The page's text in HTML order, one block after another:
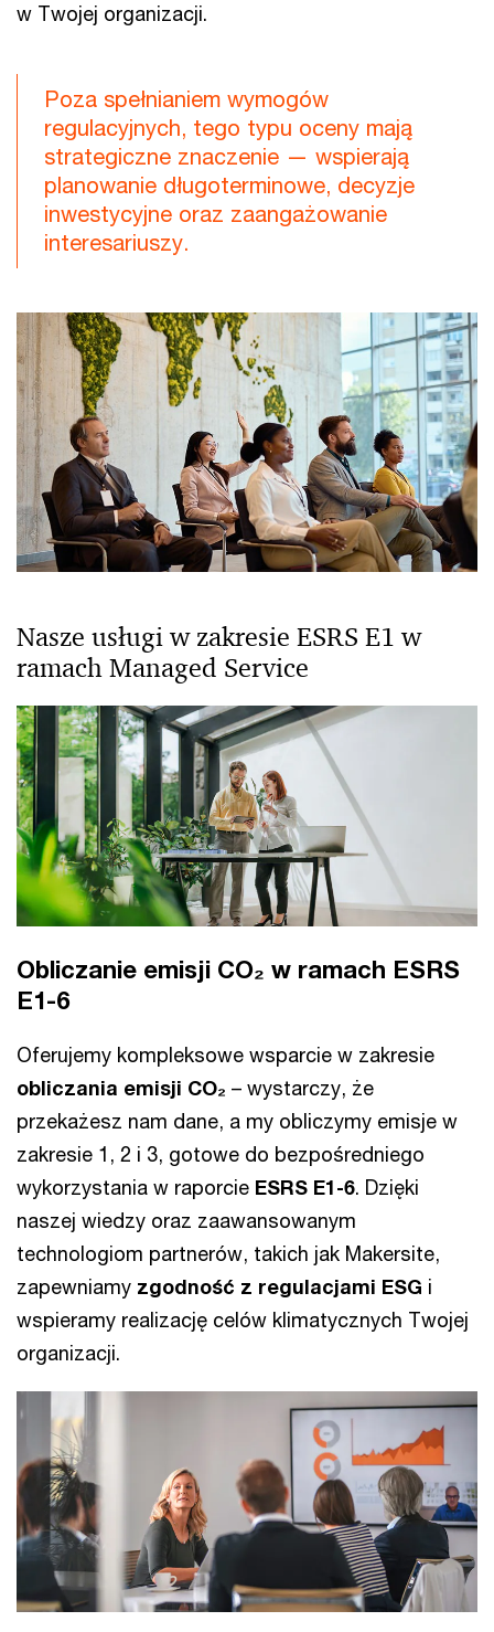
w Twojej organizacji.
Poza spełnianiem wymogów
regulacyjnych, tego typu oceny mają
strategiczne znaczenie — wspierają
planowanie długoterminowe, decyzje
inwestycyjne oraz zaangażowanie
interesariuszy.
Nasze usługi w zakresie ESRS E1 w
ramach Managed Service
Obliczanie emisji CO₂ w ramach ESRS
E1-6
Oferujemy kompleksowe wsparcie w zakresie
obliczania emisji CO₂ – wystarczy, że
przekażesz nam dane, a my obliczymy emisje w
zakresie 1, 2 i 3, gotowe do bezpośredniego
wykorzystania w raporcie ESRS E1-6. Dzięki
naszej wiedzy oraz zaawansowanym
technologiom partnerów, takich jak Makersite,
zapewniamy zgodność z regulacjami ESG i
wspieramy realizację celów klimatycznych Twojej
organizacji.